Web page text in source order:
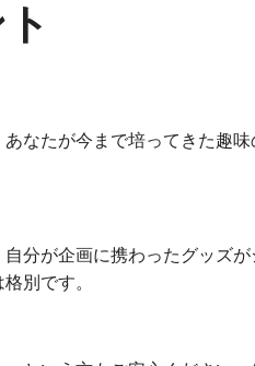
なたが今まで培ってきた趣味
分が企画に携わったグッズが
別です。